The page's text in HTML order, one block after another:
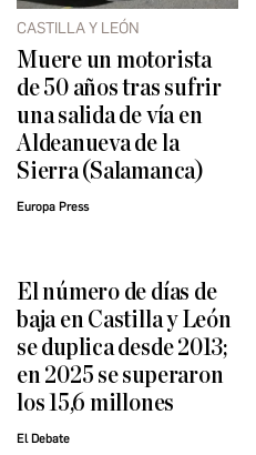
CASTILLA Y LEÓN
Muere un motorista
de 50 años tras sufrir
una salida de vía en
Aldeanueva de la
Sierra (Salamanca)
Europa Press
El número de días de
baja en Castilla y León
se duplica desde 2013;
en 2025 se superaron
los 15,6 millones
El Debate